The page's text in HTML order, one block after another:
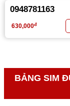
0948781163
630,000đ
BẢNG SIM